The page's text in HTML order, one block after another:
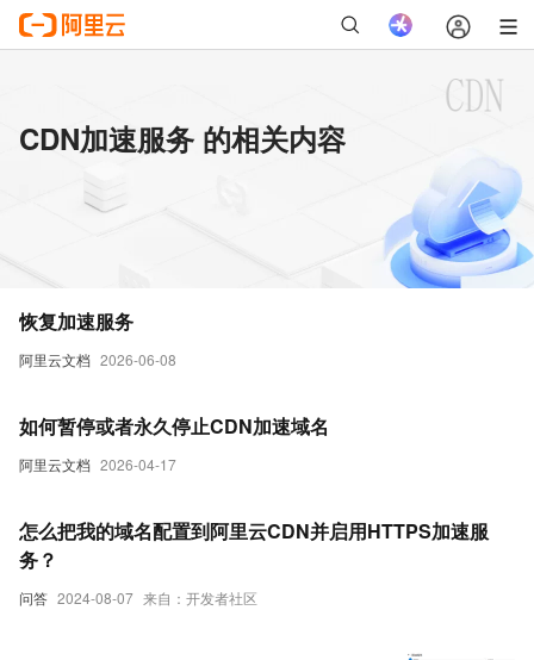
CDN加速服务 的相关内容
阿里云文档 2026-06-08
恢复加速服务
阿里云文档 2026-04-17
如何暂停或者永久停止CDN加速域名
问答 2024-08-07 来自：开发者社区
怎么把我的域名配置到阿里云CDN并启用HTTPS加速服
务？